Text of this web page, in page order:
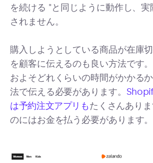
を続ける "と同じように動作し、
されません。
購入しようとしている商品が在庫
を顧客に伝えるのも良い方法です
およそどれくらいの時間がかかる
法で伝える必要があります。
は予約注文アプリもたくさんあり
のにはお金を払う必要があります。